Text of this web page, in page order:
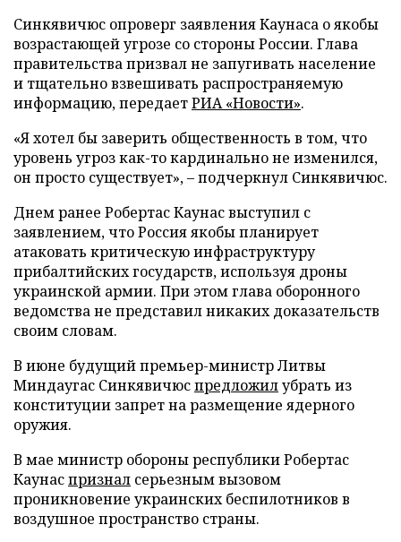
Синкявичюс опроверг заявления Каунаса о якобы
возрастающей угрозе со стороны России. Глава
правительства призвал не запугивать население
и тщательно взвешивать распространяемую
информацию, передаетРИА «Новости».
«Я хотел бы заверить общественность в том, что
уровень угроз как-то кардинально не изменился,
он просто существует», – подчеркнул Синкявичюс.
Днем ранее Робертас Каунас выступил с
заявлением, что Россия якобы планирует
атаковать критическую инфраструктуру
прибалтийских государств, используя дроны
украинской армии. При этом глава оборонного
ведомства не представил никаких доказательств
своим словам.
В июне будущий премьер-министр Литвы
Миндаугас Синкявичюспредложилубрать из
конституции запрет на размещение ядерного
оружия.
В мае министр обороны республики Робертас
Каунаспризнал серьезным вызовом
проникновение украинских беспилотников в
воздушное пространство страны.